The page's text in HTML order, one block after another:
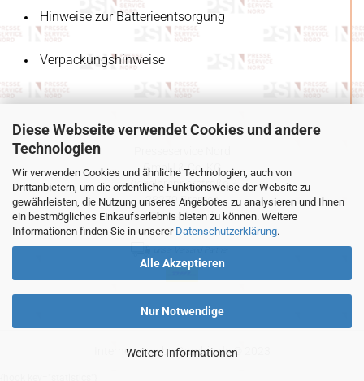
Diese Webseite verwendet Cookies und andere
Technologien
Wir verwenden Cookies und ähnliche Technologien, auch von
Drittanbietern, um die ordentliche Funktionsweise der Website zu
gewährleisten, die Nutzung unseres Angebotes zu analysieren und Ihnen
ein bestmögliches Einkaufserlebnis bieten zu können. Weitere
Informationen finden Sie in unserer Datenschutzerklärung.
Alle Akzeptieren
Nur Notwendige
Weitere Informationen
Hinweise zur Batterieentsorgung
Verpackungshinweise
GmbH & Co. KG
Ziegelbrennerstraße 3
28279 Bremen
Deutschland
Internetshopby Gambio.de © 2023